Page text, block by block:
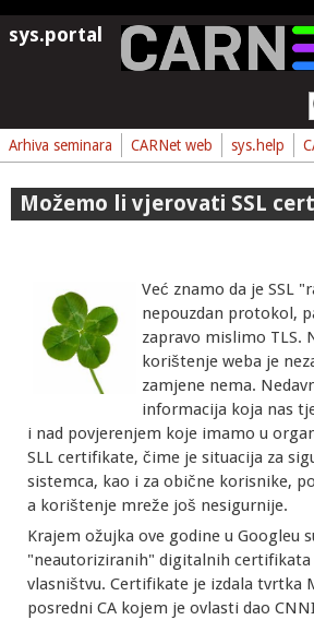
Skoči na glavni sadržaj
sys.portal
Arhiva seminara CARNet web sys.help
Možemo li vjerovati SSL
Već znamo da je SSL
nepouzdan protokol,
zapravo mislimo TLS.
korištenje weba je
zamjene nema.
informacija koja nas
i nad povjerenjem koje imamo u
SLL certifikate, čime je situacija za
sistemca, kao i za obične korisnike,
a korištenje mreže još nesigurnije.
Krajem ožujka ove godine u Googleu
"neautoriziranih" digitalnih certifikata
vlasništvu. Certifikate je izdala tvrtka
posredni CA kojem je ovlasti dao